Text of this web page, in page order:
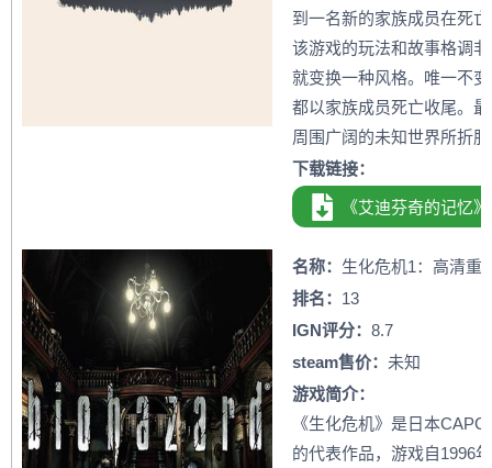
到一名新的家族成员在死
该游戏的玩法和故事格调
就变换一种风格。唯一不
都以家族成员死亡收尾。
周围广阔的未知世界所折
下载链接：
《艾迪芬奇的记忆
名称： 生化危机1：高清重
排名： 13
IGN评分： 8.7
steam售价： 未知
游戏简介：
《生化危机》是日本
的代表作品，游戏自1996